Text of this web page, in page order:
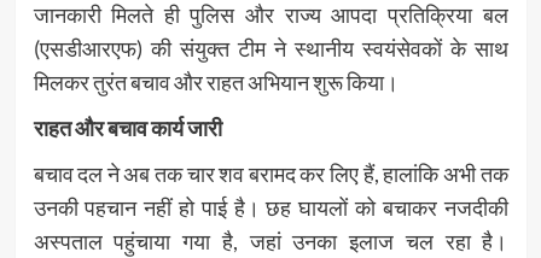
जानकारी मिलते ही पुलिस और राज्य आपदा प्रतिक्रिया बल
(एसडीआरएफ) की संयुक्त टीम ने स्थानीय स्वयंसेवकों के साथ
मिलकर तुरंत बचाव और राहत अभियान शुरू किया।
राहत और बचाव कार्य जारी
बचाव दल ने अब तक चार शव बरामद कर लिए हैं, हालांकि अभी तक
उनकी पहचान नहीं हो पाई है। छह घायलों को बचाकर नजदीकी
अस्पताल पहुंचाया गया है, जहां उनका इलाज चल रहा है।